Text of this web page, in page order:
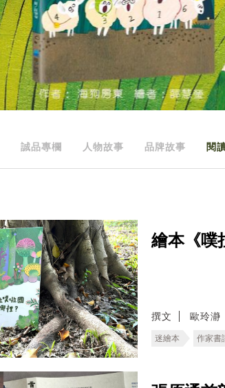
誠品專欄 人物故事 品牌故事 閱
繪本《噗
撰文 歐玲瀞
迷繪本 作家書